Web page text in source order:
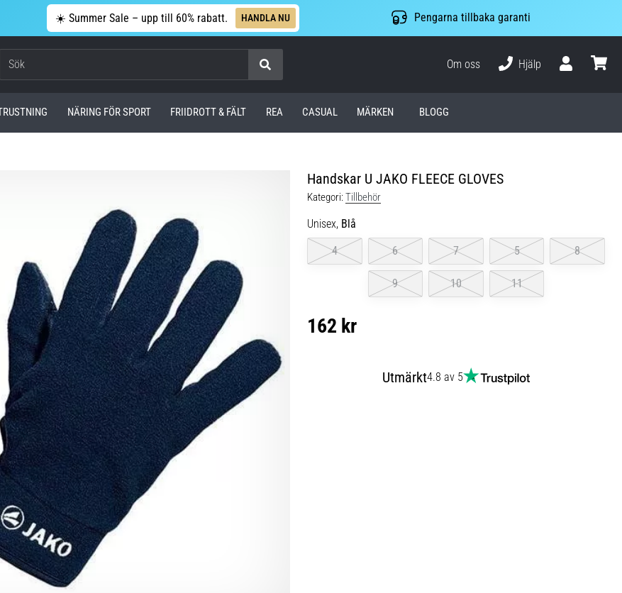
☀️ Summer Sale – upp till 60% rabatt. HANDLA NU Pengarna tillbaka garanti
Om oss
Hjälp
NÄRING FÖR SPORT FRIIDROTT & FÄLT REA CASUAL MÄRKEN BLOGG
Handskar U JAKO FLEECE GLOVES
Kategori:Tillbehör
Unisex, Blå
4
6 7 5 8
9 10 11
162 kr
Utmärkt4.8 av 5